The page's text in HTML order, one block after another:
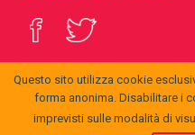
is
Questo sito utilizza cookie
forma anonima. Disabilitare i
imprevisti sulle modalità di